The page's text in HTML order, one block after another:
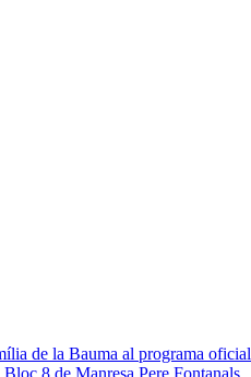
de la Bauma al programa oficial
8 de Manresa Pere Fontanals